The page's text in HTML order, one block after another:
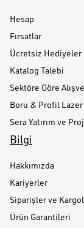
Hesap
Fırsatlar
Ücretsiz Hediyeler
Katalog Talebi
Sektöre Göre
Boru & Profil
Sera Yatırım ve
Bilgi
Hakkımızda
Kariyerler
Siparişler ve
Ürün Garantileri